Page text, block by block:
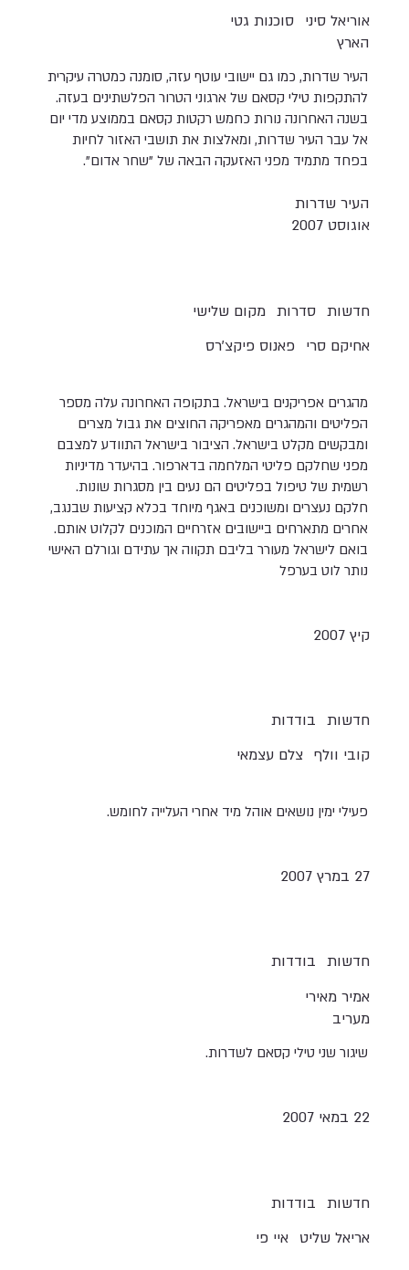
סוכנות גטי אוריאל סיני
הארץ
העיר שדרות, כמו גם יישובי עוטף עזה, סומנה כמטרה עיקרית
להתקפות טילי קסאם של ארגוני הטרור הפלשתינים בעזה.
בשנה האחרונה נורות כחמש רקטות קסאם בממוצע מדי יום
אל עבר העיר שדרות, ומאלצות את תושבי האזור לחיות
בפחד מתמיד מפני האזעקה הבאה של "שחר אדום".
העיר שדרות
אוגוסט 2007
מקום שלישי סדרות חדשות
פאנוס פיקצ'רס אחיקם סרי
מהגרים אפריקנים בישראל. בתקופה האחרונה עלה מספר
הפליטים והמהגרים מאפריקה החוצים את גבול מצרים
ומבקשים מקלט בישראל. הציבור בישראל התוודע למצבם
מפני שחלקם פליטי המלחמה בדארפור. בהיעדר מדיניות
רשמית של טיפול בפליטים הם נעים בין מסגרות שונות.
חלקם נעצרים ומשוכנים באגף מיוחד בכלא קציעות שבנגב,
אחרים מתארחים ביישובים אזרחיים המוכנים לקלוט אותם.
בואם לישראל מעורר בליבם תקווה אך עתידם וגורלם האישי
נותר לוט בערפל
קיץ 2007
בודדות חדשות
צלם עצמאי קובי וולף
פעילי ימין נושאים אוהל מיד אחרי העלייה לחומש.
27 במרץ 2007
בודדות חדשות
אמיר מאירי
מעריב
שיגור שני טילי קסאם לשדרות.
22 במאי 2007
בודדות חדשות
איי פי אריאל שליט